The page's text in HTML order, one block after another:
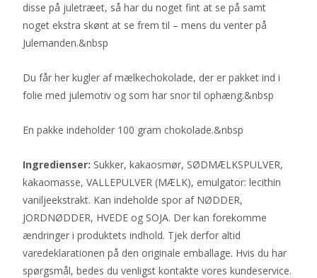
disse på juletræet, så har du noget fint at se på samt
noget ekstra skønt at se frem til – mens du venter på
Julemanden.&nbsp
Du får her kugler af mælkechokolade, der er pakket ind i
folie med julemotiv og som har snor til ophæng.&nbsp
En pakke indeholder 100 gram chokolade.&nbsp
Ingredienser: Sukker, kakaosmør, SØDMÆLKSPULVER,
kakaomasse, VALLEPULVER (MÆLK), emulgator: lecithin
vaniljeekstrakt. Kan indeholde spor af NØDDER,
JORDNØDDER, HVEDE og SOJA. Der kan forekomme
ændringer i produktets indhold. Tjek derfor altid
varedeklarationen på den originale emballage. Hvis du har
spørgsmål, bedes du venligst kontakte vores kundeservice.